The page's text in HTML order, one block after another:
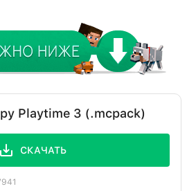
Playtime 3 (.mcpack)
СКАЧАТЬ